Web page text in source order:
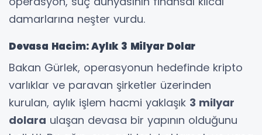
damarlarına neşter vurdu.
Devasa Hacim: Aylık 3 Milyar Dolar
Bakan Gürlek, operasyonun hedefinde kripto
varlıklar ve paravan şirketler üzerinden
kurulan, aylık işlem hacmi yaklaşık 3 milyar
dolara ulaşan devasa bir yapının olduğunu